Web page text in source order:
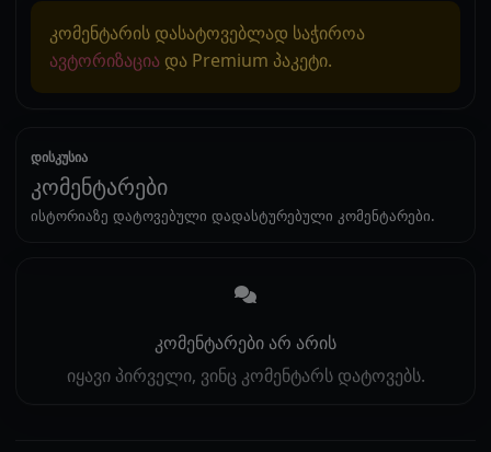
კომენტარის დასატოვებლად საჭიროა
ავტორიზაცია და Premium პაკეტი.
დისკუსია
კომენტარები
ისტორიაზე დატოვებული დადასტურებული კომენტარები.
კომენტარები არ არის
იყავი პირველი, ვინც კომენტარს დატოვებს.